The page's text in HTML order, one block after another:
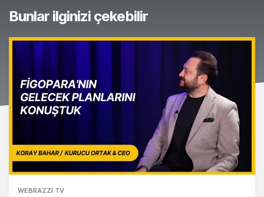
Bunlar ilginizi çekebilir
WEBRAZZI TV